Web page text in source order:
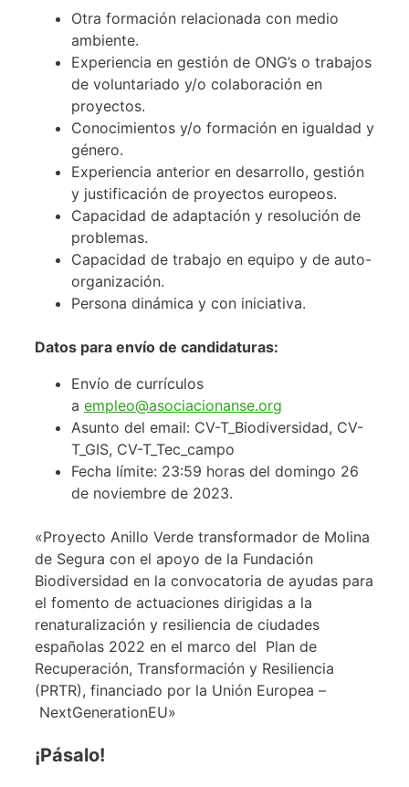
Otra formación relacionada con medio
ambiente.
Experiencia en gestión de ONG’s o trabajos
de voluntariado y/o colaboración en
proyectos.
Conocimientos y/o formación en igualdad y
género.
Experiencia anterior en desarrollo, gestión
y justificación de proyectos europeos.
Capacidad de adaptación y resolución de
problemas.
Capacidad de trabajo en equipo y de auto-
organización.
Persona dinámica y con iniciativa.
Datos para envío de candidaturas:
Envío de currículos
a empleo@asociacionanse.org
Asunto del email: CV-T_Biodiversidad, CV-
T_GIS, CV-T_Tec_campo
Fecha límite: 23:59 horas del domingo 26
de noviembre de 2023.
«Proyecto Anillo Verde transformador de Molina
de Segura con el apoyo de la Fundación
Biodiversidad en la convocatoria de ayudas para
el fomento de actuaciones dirigidas a la
renaturalización y resiliencia de ciudades
españolas 2022 en el marco del Plan de
Recuperación, Transformación y Resiliencia
(PRTR), financiado por la Unión Europea –
NextGenerationEU»
¡Pásalo!